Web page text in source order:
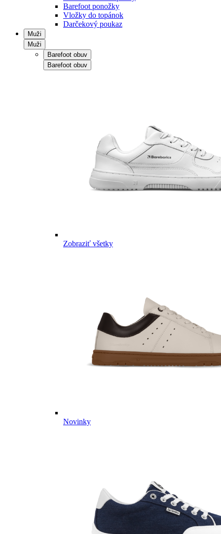
Barefoot ponožky
Vložky do topánok
Darčekový poukaz
Muži
Muži
Barefoot obuv
Barefoot obuv
Zobraziť všetky
Novinky